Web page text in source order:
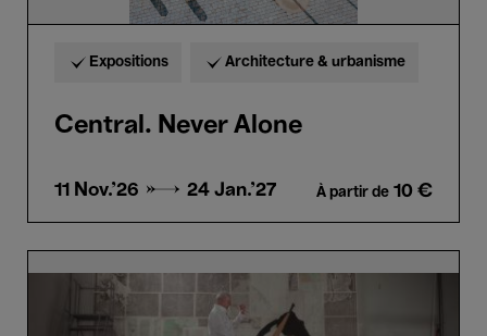
Expositions Architecture & urbanisme
Central. Never Alone
11 Nov.'26 → 24 Jan.'27 À partir de 10 €
Kentridge